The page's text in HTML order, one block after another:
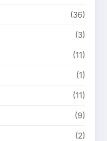
(36)
(3)
(11)
(1)
(11)
(9)
(2)